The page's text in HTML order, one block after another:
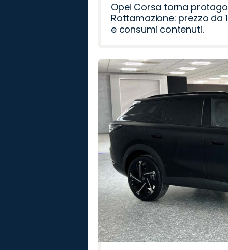
Opel Corsa torna
Rottamazione: prezzo da
e consumi contenuti.